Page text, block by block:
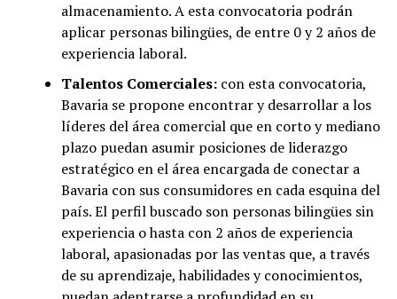
almacenamiento. A esta convocatoria podrán
aplicar personas bilingües, de entre 0 y 2 años de
experiencia laboral.
Talentos Comerciales:con esta convocatoria,
Bavaria se propone encontrar y desarrollar a los
líderes del área comercial que en corto y mediano
plazo puedan asumir posiciones de liderazgo
estratégico en el área encargada de conectar a
Bavaria con sus consumidores en cada esquina del
país. El perfil buscado son personas bilingües sin
experiencia o hasta con 2 años de experiencia
laboral, apasionadas por las ventas que, a través
de su aprendizaje, habilidades y conocimientos,